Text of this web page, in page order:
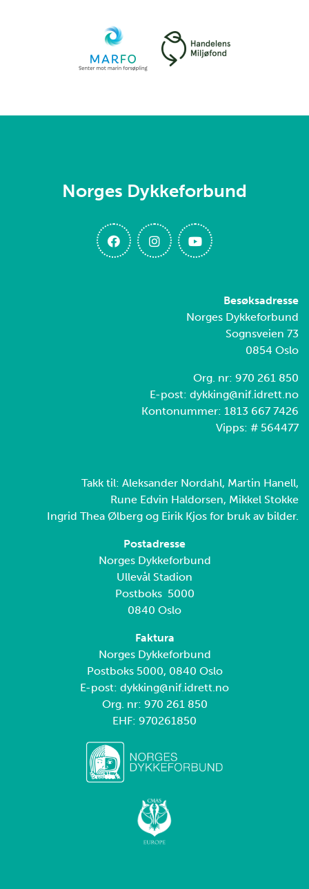
Norges Dykkeforbund
Besøksadresse
Norges Dykkeforbund
Sognsveien 73
0854 Oslo
Org. nr: 970 261 850
E-post: dykking@nif.idrett.no
Kontonummer: 1813 667 7426
Vipps: # 564477
Takk til: Aleksander Nordahl, Martin Hanell,
Rune Edvin Haldorsen, Mikkel Stokke
Ingrid Thea Ølberg og Eirik Kjos for bruk av bilder.
Postadresse
Norges Dykkeforbund
Ullevål Stadion
Postboks 5000
0840 Oslo
Faktura
Norges Dykkeforbund
Postboks 5000, 0840 Oslo
E-post: dykking@nif.idrett.no
Org. nr: 970 261 850
EHF: 970261850